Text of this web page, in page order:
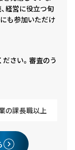
経営に役立つ旬
も参加いただけ
さい。審査のう
の課長職以上